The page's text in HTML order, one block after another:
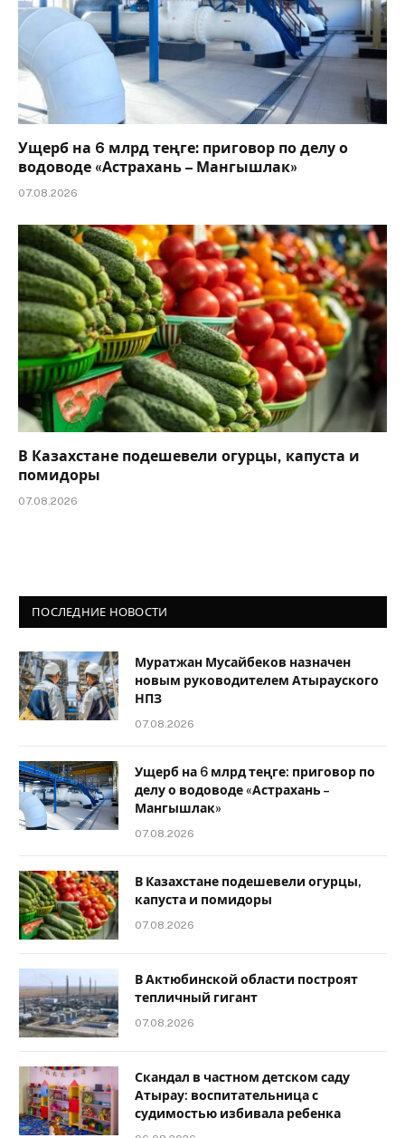
Ущерб на 6 млрд теңге: приговор по делу о
водоводе «Астрахань – Мангышлак»
07.08.2026
В Казахстане подешевели огурцы, капуста и
помидоры
07.08.2026
ПОСЛЕДНИЕ НОВОСТИ
Муратжан Мусайбеков назначен
новым руководителем Атырауского
НПЗ
07.08.2026
Ущерб на 6 млрд теңге: приговор по
делу о водоводе «Астрахань –
Мангышлак»
07.08.2026
В Казахстане подешевели огурцы,
капуста и помидоры
07.08.2026
В Актюбинской области построят
тепличный гигант
07.08.2026
Скандал в частном детском саду
Атырау: воспитательница с
судимостью избивала ребенка